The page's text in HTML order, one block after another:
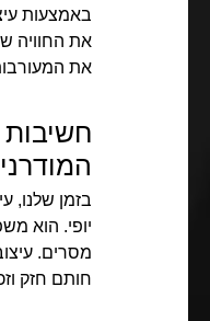
באמצעות
את החוויה
את
חשיבות
המודרני
בזמן שלנו,
יופי. הוא
מסרים.
חותם חזק